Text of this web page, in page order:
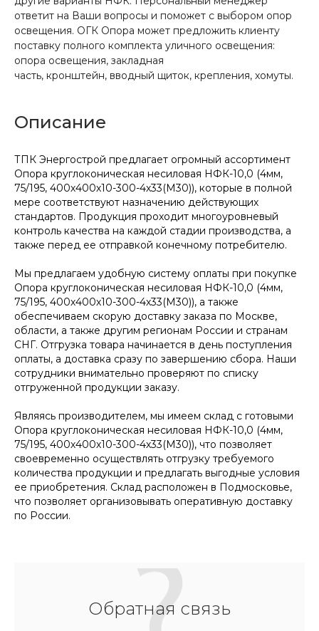
ответит на Ваши вопросы и поможет с выбором опор
освещения. ОГК Опора может предложить клиенту
поставку полного комплекта уличного освещения:
опора освещения, закладная
часть, кронштейн, вводный щиток, крепления, хомуты.
Описание
ТПК Энергострой предлагает огромный ассортимент
Опора круглоконическая несиловая НФК-10,0 (4мм,
75/195, 400х400х10-300-4х33(М30)), которые в полной
мере соответствуют назначению действующих
стандартов. Продукция проходит многоуровневый
контроль качества на каждой стадии производства, а
также перед ее отправкой конечному потребителю.
Мы предлагаем удобную систему оплаты при покупке
Опора круглоконическая несиловая НФК-10,0 (4мм,
75/195, 400х400х10-300-4х33(М30)), а также
обеспечиваем скорую доставку заказа по Москве,
области, а также другим регионам России и странам
СНГ. Отгрузка товара начинается в день поступления
оплаты, а доставка сразу по завершению сбора. Наши
сотрудники внимательно проверяют по списку
отгруженной продукции заказу.
Являясь производителем, мы имеем склад с готовыми
Опора круглоконическая несиловая НФК-10,0 (4мм,
75/195, 400х400х10-300-4х33(М30)), что позволяет
своевременно осуществлять отгрузку требуемого
количества продукции и предлагать выгодные условия
ее приобретения. Склад расположен в Подмосковье,
что позволяет организовывать оперативную доставку
по России.
Обратная связь